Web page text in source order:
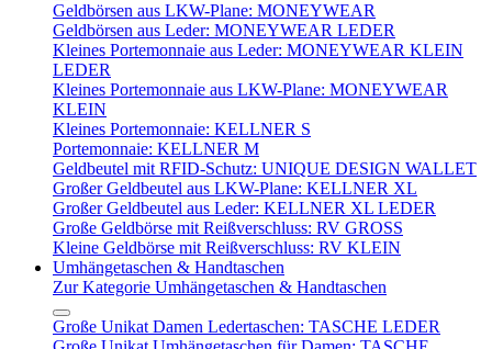
Geldbörsen aus LKW-Plane: MONEYWEAR
Geldbörsen aus Leder: MONEYWEAR LEDER
Kleines Portemonnaie aus Leder: MONEYWEAR KLEIN
LEDER
Kleines Portemonnaie aus LKW-Plane: MONEYWEAR
KLEIN
Kleines Portemonnaie: KELLNER S
Portemonnaie: KELLNER M
Geldbeutel mit RFID-Schutz: UNIQUE DESIGN WALLET
Großer Geldbeutel aus LKW-Plane: KELLNER XL
Großer Geldbeutel aus Leder: KELLNER XL LEDER
Große Geldbörse mit Reißverschluss: RV GROSS
Kleine Geldbörse mit Reißverschluss: RV KLEIN
Umhängetaschen & Handtaschen
Zur Kategorie Umhängetaschen & Handtaschen
Große Unikat Damen Ledertaschen: TASCHE LEDER